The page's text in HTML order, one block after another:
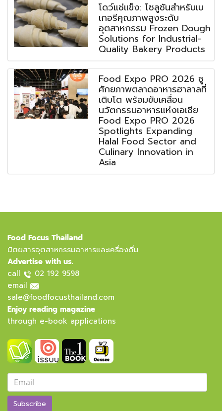
โดว์แช่แข็ง: โซลูชันสำหรับเบ
เกอรีคุณภาพสูงระดับ
อุตสาหกรรม Frozen Dough
Solutions for Industrial-
Quality Bakery Products
Food Expo PRO 2026 ชู
ศักยภาพตลาดอาหารฮาลาลที่
เติบโต พร้อมขับเคลื่อน
นวัตกรรมอาหารแห่งเอเชีย
Food Expo PRO 2026
Spotlights Expanding
Halal Food Sector and
Culinary Innovation in
Asia
Food Focus Thailand
นิตยสารอุตสาหกรรมอาหารและเครื่องดื่ม
Advertise with us.
call
02 192 9598
email
sale@foodfocusthailand.com
Enjoy reading magazine
through e-book applications
Subscribe